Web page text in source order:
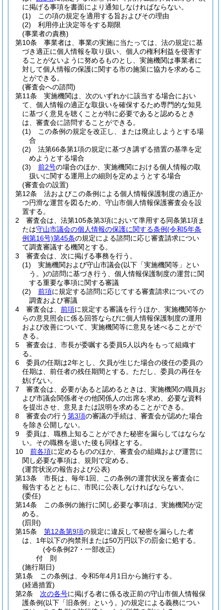
に掲げる事項を書面により通知しなければならない。
(1)
この項の規定を適用する旨およびその理由
(2)
利用停止決定等をする期限
(事業者の責務)
第10条
事業者は、事業の実施に当たっては、法の規定に基
づき適正に個人情報を取り扱い、個人の権利利益を侵害す
ることがないように努めるものとし、実施機関は事業者に
対して個人情報の保護に関する市の施策に協力を求めるこ
とができる。
(審査会への諮問)
第11条
実施機関は、次のいずれかに該当する場合におい
て、個人情報の適正な取扱いを確保するため専門的な知見
に基づく意見を聴くことが特に必要であると認めるとき
は、審査会に諮問することができる。
(1)
この条例の規定を改正し、または廃止しようとする場
合
(2)
法第66条第1項の規定に基づき講ずる措置の基準を定
めようとする場合
(3)
前2号の場合のほか、実施機関における個人情報の取
扱いに関する運用上の細則を定めようとする場合
(審査会の設置)
第12条
法およびこの条例による個人情報保護制度の適正か
つ円滑な運営を図るため、守山市個人情報保護審査会を設
置する。
2
審査会は、法第105条第3項において準用する同条第1項ま
たは守山市議会の個人情報の保護に関する条例(令和5年条
例第16号)第45条の規定による諮問に応じ審査請求につい
て調査審議する機関とする。
3
審査会は、次に掲げる事務を行う。
(1)
実施機関および守山市議会(以下「実施機関等」とい
う。)の諮問に基づき行う、個人情報保護制度の運営に関
する重要な事項に関する審議
(2)
前項に規定する諮問に応じてする審査請求についての
調査および審議
4
審査会は、 前項に規定する審議を行うほか、実施機関等か
らの意見照会に係る回答ならびに個人情報保護制度の運用
および改善について、実施機関等に意見を述べることがで
きる。
5
審査会は、市長が委嘱する委員5人以内をもって組織す
る。
6
委員の任期は2年とし、欠員が生じた場合の後任の委員の
任期は、前任者の残任期間とする。 ただし、委員の再任を
妨げない。
7
審査会は、必要があると認めるときは、実施機関の職員お
よび市議会関係者その他関係人の出席を求め、必要な資料
を提出させ、意見または説明を求めることができる。
8
審査会の行う第3項の審議の手続は、審査会が認めた場合
を除き公開しない。
9
委員は、職務上知ることができた秘密を漏らしてはならな
い。 その職務を退いた後も同様とする。
10
前各項に定めるもののほか、審査会の組織および運営に
関し必要な事項は、規則で定める。
(運営状況の報告および公表)
第13条
市長は、毎年1回、この条例の運営状況を審査会に
報告するとともに、市民に公表しなければならない。
(委任)
第14条
この条例の施行に関し必要な事項は、実施機関が定
める。
(罰則)
第15条
第12条第9項の規定に違反して秘密を漏らした者
は、1年以下の拘禁刑または50万円以下の罰金に処する。
(令6条例27・一部改正)
付 則
(施行期日)
第1条
この条例は、令和5年4月1日から施行する。
(経過措置)
第2条
次の各号に掲げる者に係る改正前の守山市個人情報保
護条例(以下「旧条例」という。)の規定による義務につい